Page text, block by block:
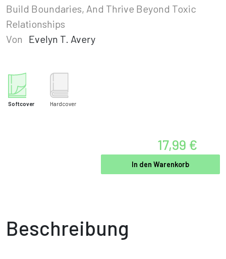
Build Boundaries, And Thrive Beyond Toxic
Relationships
Von
Evelyn T. Avery
Softcover Hardcover
17,99 €
In den Warenkorb
Beschreibung